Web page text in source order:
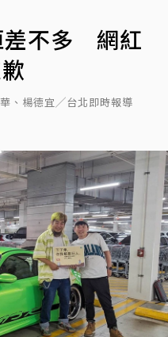
差不多 網紅
、楊德宜╱台北即時報導